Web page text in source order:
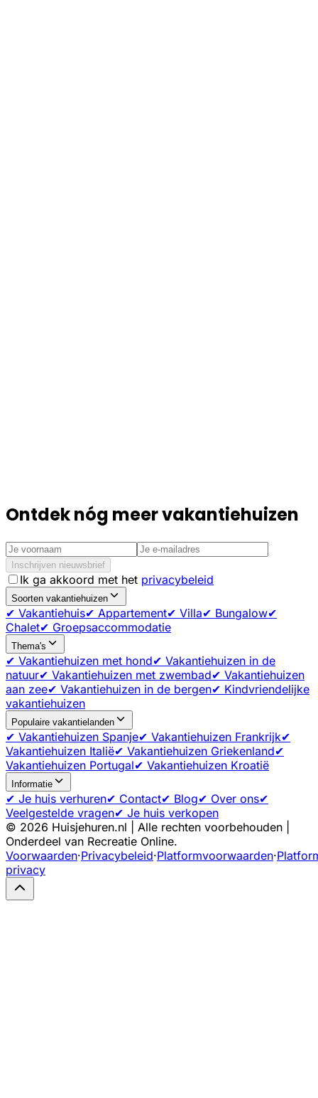
Ontdek nóg meer vakantiehuizen
Inschrijven nieuwsbrief
Ik ga akkoord met het privacybeleid
Soorten vakantiehuizen
✔ Vakantiehuis✔ Appartement✔ Villa✔ Bungalow✔
Chalet✔ Groepsaccommodatie
Thema's
✔ Vakantiehuizen met hond✔ Vakantiehuizen in de
natuur✔ Vakantiehuizen met zwembad✔ Vakantiehuizen
aan zee✔ Vakantiehuizen in de bergen✔ Kindvriendelijke
vakantiehuizen
Populaire vakantielanden
✔ Vakantiehuizen Spanje✔ Vakantiehuizen Frankrijk✔
Vakantiehuizen Italië✔ Vakantiehuizen Griekenland✔
Vakantiehuizen Portugal✔ Vakantiehuizen Kroatië
Informatie
✔ Je huis verhuren✔ Contact✔ Blog✔ Over ons✔
Veelgestelde vragen✔ Je huis verkopen
© 2026 Huisjehuren.nl | Alle rechten voorbehouden |
Onderdeel van Recreatie Online.
Voorwaarden·Privacybeleid·Platformvoorwaarden·
privacy